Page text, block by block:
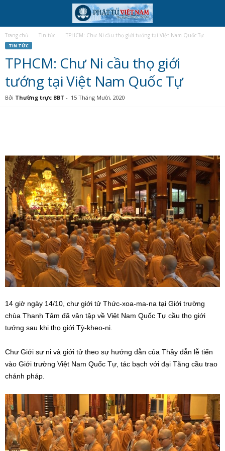
Trang chủ Tin tức TPHCM: Chư Ni cầu thọ giới tướng tại Việt Nam Quốc Tự
TIN TỨC
TPHCM: Chư Ni cầu thọ giới
tướng tại Việt Nam Quốc Tự
Bởi Thường trực BBT - 15 Tháng Mười, 2020
14 giờ ngày 14/10, chư giới tử Thức-xoa-ma-na tại Giới trường
chùa Thanh Tâm đã vân tập về Việt Nam Quốc Tự cầu thọ giới
tướng sau khi thọ giới Tỳ-kheo-ni.
Chư Giới sư ni và giới tử theo sự hướng dẫn của Thầy dẫn lễ tiến
vào Giới trường Việt Nam Quốc Tự, tác bạch với đại Tăng cầu trao
chánh pháp.